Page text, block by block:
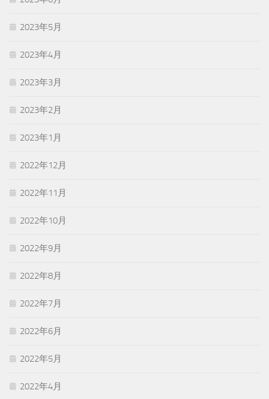
2023年5月
2023年4月
2023年3月
2023年2月
2023年1月
2022年12月
2022年11月
2022年10月
2022年9月
2022年8月
2022年7月
2022年6月
2022年5月
2022年4月